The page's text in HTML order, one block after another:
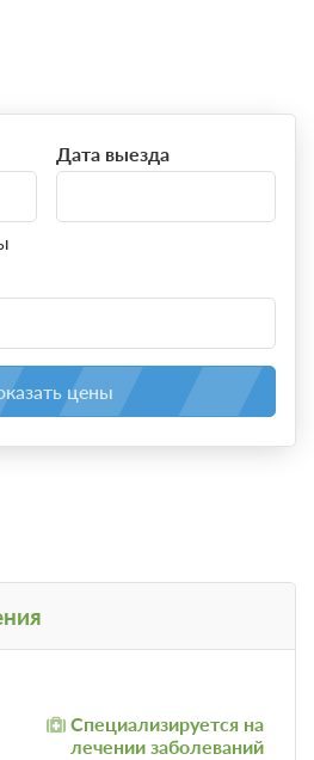
Дата выезда
цены
Специализируется на
лечении заболеваний